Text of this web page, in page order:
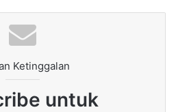
Ketinggalan
untuk